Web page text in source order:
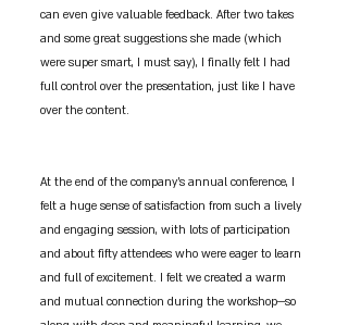
can even give valuable feedback. After two takes
and some great suggestions she made (which
were super smart, I must say), I finally felt I had
full control over the presentation, just like I have
over the content.
At the end of the company’s annual conference, I
felt a huge sense of satisfaction from such a lively
and engaging session, with lots of participation
and about fifty attendees who were eager to learn
and full of excitement. I felt we created a warm
and mutual connection during the workshop—so